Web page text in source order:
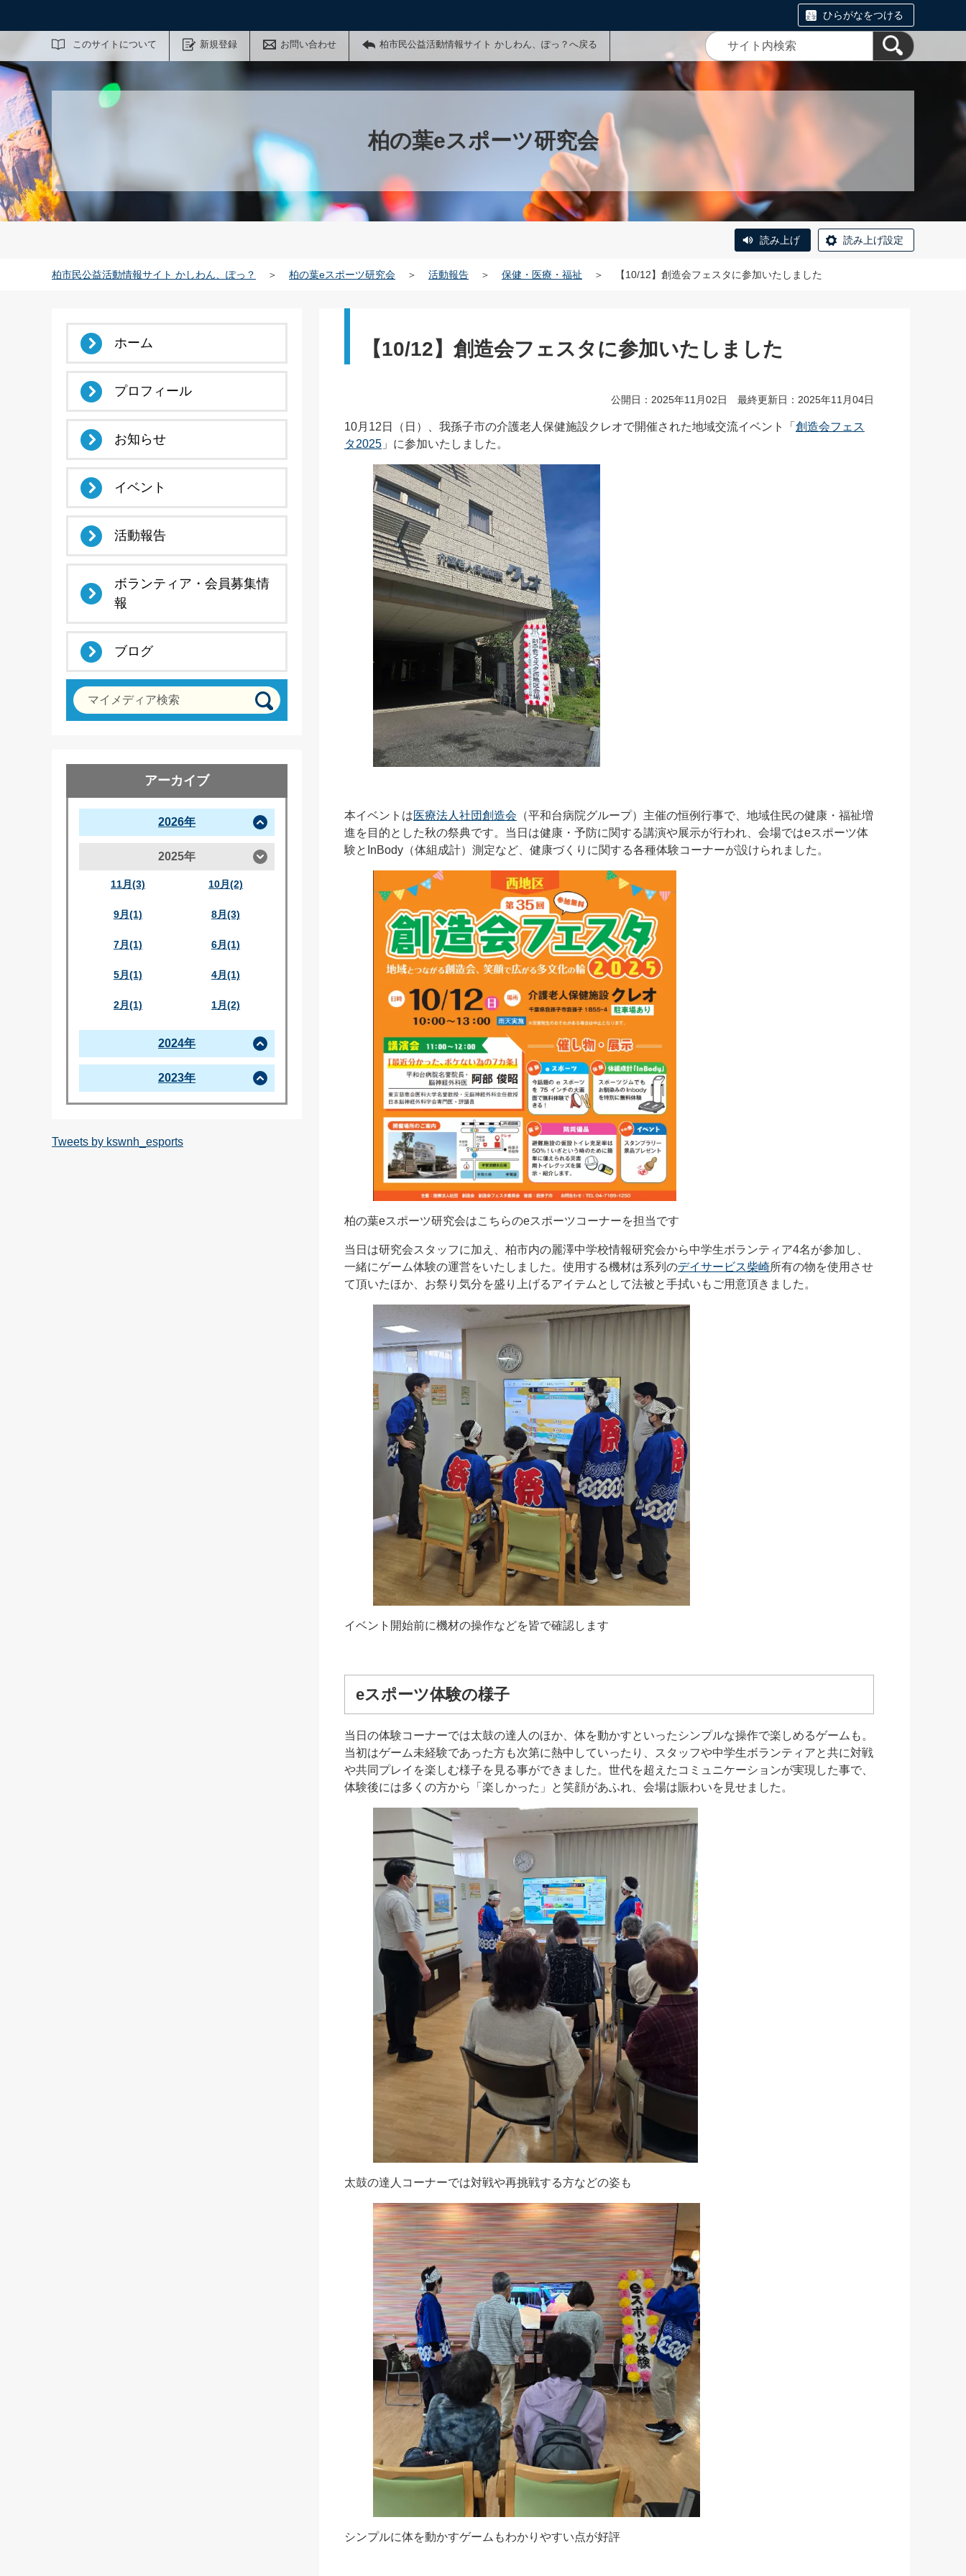
ひらがなをつける
このサイトについて 新規登録 お問い合わせ 柏市民公益活動情報サイト かしわん、ぽっ？へ戻る
サイト内検索
柏の葉eスポーツ研究会
読み上げ 読み上げ設定
柏市民公益活動情報サイト かしわん、ぽっ？ ＞ 柏の葉eスポーツ研究会 ＞ 活動報告 ＞ 保健・医療・福祉 ＞ 【10/12】創造会フェスタに参加いたしました
【10/12】創造会フェスタに参加いたしました
公開日：2025年11月02日 最終更新日：2025年11月04日
10月12日（日）、我孫子市の介護老人保健施設クレオで開催された地域交流イベント「 創造会フェス
タ2025 」に参加いたしました。
本イベントは医療法人社団創造会 （平和台病院グループ）主催の恒例行事で、地域住民の健康・福祉増
進を目的とした秋の祭典です。当日は健康・予防に関する講演や展示が行われ、会場ではeスポーツ体
験とInBody（体組成計）測定など、健康づくりに関する各種体験コーナーが設けられました。
柏の葉eスポーツ研究会はこちらのeスポーツコーナーを担当です
当日は研究会スタッフに加え、柏市内の麗澤中学校情報研究会から中学生ボランティア4名が参加し、
一緒にゲーム体験の運営をいたしました。使用する機材は系列のデイサービス柴崎所有の物を使用させ
て頂いたほか、お祭り気分を盛り上げるアイテムとして法被と手拭いもご用意頂きました。
イベント開始前に機材の操作などを皆で確認します
eスポーツ体験の様子
当日の体験コーナーでは太鼓の達人のほか、体を動かすといったシンプルな操作で楽しめるゲームも。
当初はゲーム未経験であった方も次第に熱中していったり、スタッフや中学生ボランティアと共に対戦
や共同プレイを楽しむ様子を見る事ができました。世代を超えたコミュニケーションが実現した事で、
体験後には多くの方から「楽しかった」と笑顔があふれ、会場は賑わいを見せました。
太鼓の達人コーナーでは対戦や再挑戦する方などの姿も
シンプルに体を動かすゲームもわかりやすい点が好評
ホーム
プロフィール
お知らせ
イベント
活動報告
ボランティア・会員募集情
報
ブログ
マイメディア検索
アーカイブ
2026年
2025年
11月(3) 10月(2)
9月(1) 8月(3)
7月(1) 6月(1)
5月(1) 4月(1)
2月(1) 1月(2)
2024年
2023年
Tweets by kswnh_esports